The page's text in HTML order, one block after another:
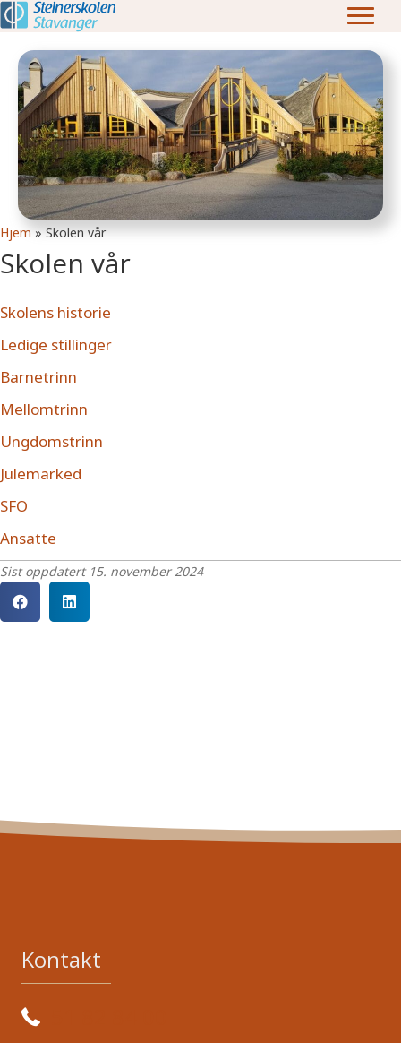
Hjem »Skolen vår
Skolen vår
Skolens historie
Ledige stillinger
Barnetrinn
Mellomtrinn
Ungdomstrinn
Julemarked
SFO
Ansatte
Sist oppdatert 15. november 2024
Kontakt